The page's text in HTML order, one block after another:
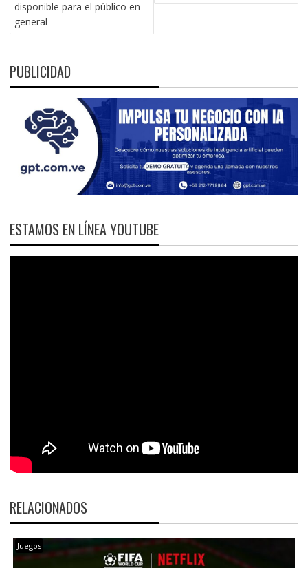
disponible para el público en
general
PUBLICIDAD
ESTAMOS EN LÍNEA YOUTUBE
RELACIONADOS
Juegos